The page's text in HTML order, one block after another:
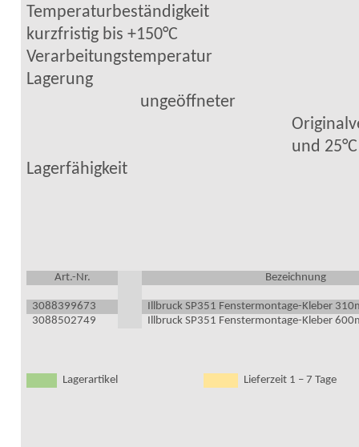
Temperaturbeständigkeit
kurzfristig bis +150°C
Verarbeitungstemperatur
Lagerung
ungeöffneter
und 25°C
Lagerfähigkeit
Art.-Nr. Bezeichnung
3088399673 Illbruck SP351 Fenstermontage-Kleber
3088502749
Illbruck SP351 Fenstermontage-Kleber
Lagerartikel Lieferzeit 1 – 7 Tage